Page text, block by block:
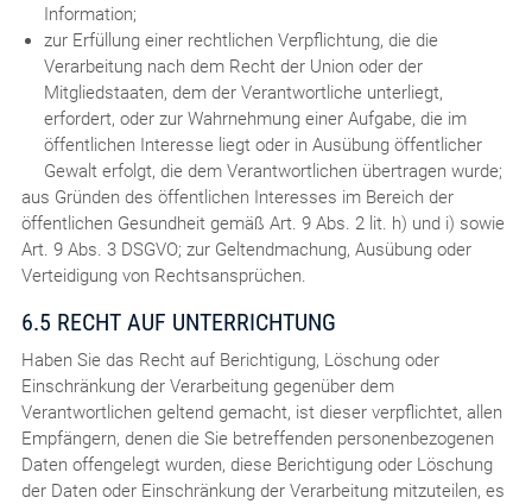
Information;
zur Erfüllung einer rechtlichen Verpflichtung, die die
Verarbeitung nach dem Recht der Union oder der
Mitgliedstaaten, dem der Verantwortliche unterliegt,
erfordert, oder zur Wahrnehmung einer Aufgabe, die im
öffentlichen Interesse liegt oder in Ausübung öffentlicher
Gewalt erfolgt, die dem Verantwortlichen übertragen wurde;
aus Gründen des öffentlichen Interesses im Bereich der
öffentlichen Gesundheit gemäß Art. 9 Abs. 2 lit. h) und i) sowie
Art. 9 Abs. 3 DSGVO; zur Geltendmachung, Ausübung oder
Verteidigung von Rechtsansprüchen.
6.5 RECHT AUF UNTERRICHTUNG
Haben Sie das Recht auf Berichtigung, Löschung oder
Einschränkung der Verarbeitung gegenüber dem
Verantwortlichen geltend gemacht, ist dieser verpflichtet, allen
Empfängern, denen die Sie betreffenden personenbezogenen
Daten offengelegt wurden, diese Berichtigung oder Löschung
der Daten oder Einschränkung der Verarbeitung mitzuteilen, es